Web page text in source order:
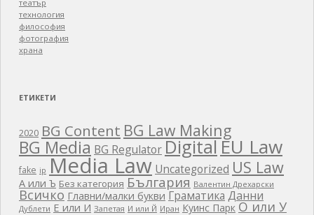
театър
технология
философия
фотография
храна
ЕТИКЕТИ
2020 BG Content BG Law Making
BG Media BG RegulatorDigitalEU Law
fake ip Media Law Uncategorized US Law
А или Ъ Без категория България Валентин Дрехарски
Всичко Главни/малки букви Граматика Данни
Дублети Е или И Запетая И или Й Иран Куинс Парк О или У